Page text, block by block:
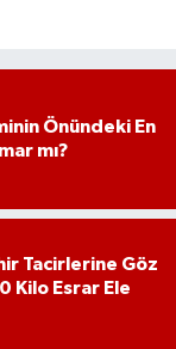
Önündeki En
mı?
Tacirlerine Göz
Kilo Esrar Ele